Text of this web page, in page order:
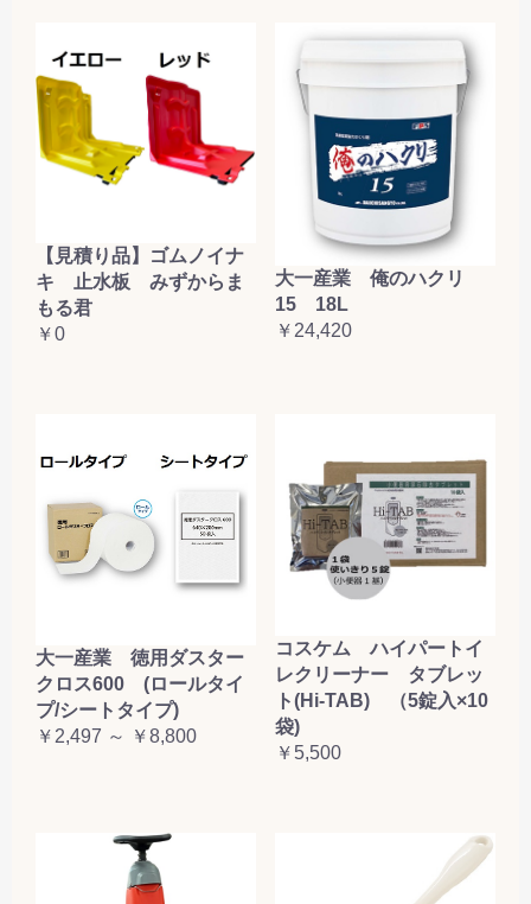
【見積り品】ゴムノイナ
キ 止水板 みずからま
もる君
￥0
大一産業 俺のハクリ
15 18L
￥24,420
大一産業 徳用ダスター
クロス600 (ロールタイ
プ/シートタイプ)
￥2,497 ～ ￥8,800
コスケム ハイパートイ
レクリーナー タブレッ
ト(Hi-TAB) （5錠入×10
袋)
￥5,500